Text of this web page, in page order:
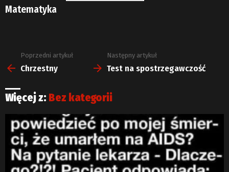
Matematyka
Zobacz
więcej
Poprzedni artykuł
Chrzestny
Następny artykuł
Test na spostrzegawczość
Więcej z: Bez kategorii